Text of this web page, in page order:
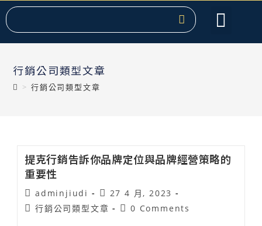
行銷公司類型文章
> 行銷公司類型文章
提克行銷告訴你品牌定位與品牌經營策略的
重要性
adminjiudi
27 4 月, 2023
行銷公司類型文章
0 Comments